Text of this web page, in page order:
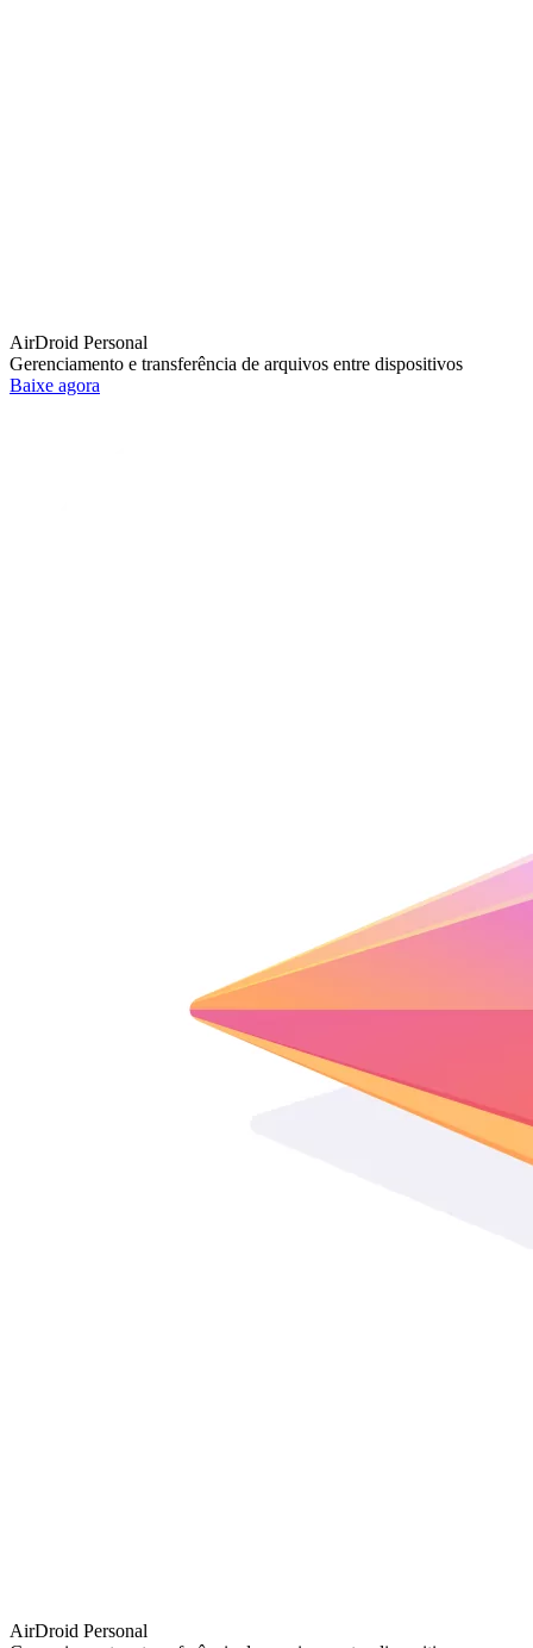
AirDroid Personal
Gerenciamento e transferência de arquivos entre dispositivos
Baixe agora
AirDroid Personal